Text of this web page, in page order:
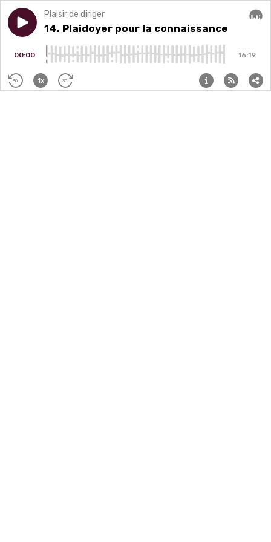
Play episode14. Plaidoyer pour la connaissance
Plaisir de diriger
14. Plaidoyer pour la connaissance
00:00 16:19
30 1x 30